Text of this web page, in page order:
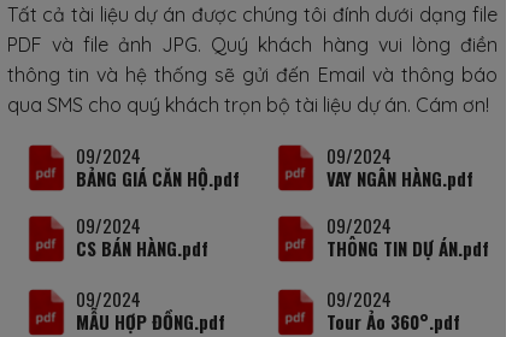
Tất cả tài liệu dự án được chúng tôi đính dưới dạng file
PDF và file ảnh JPG. Quý khách hàng vui lòng điền
thông tin và hệ thống sẽ gửi đến Email và thông báo
qua SMS cho quý khách trọn bộ tài liệu dự án. Cám ơn!
09/2024
BẢNG GIÁ CĂN HỘ.pdf
09/2024
THÔNG TIN DỰ ÁN.pdf
09/2024
MẪU HỢP ĐỒNG.pdf
09/2024
VAY NGÂN HÀNG.pdf
09/2024
CS BÁN HÀNG.pdf
09/2024
Tour Ảo 360°.pdf